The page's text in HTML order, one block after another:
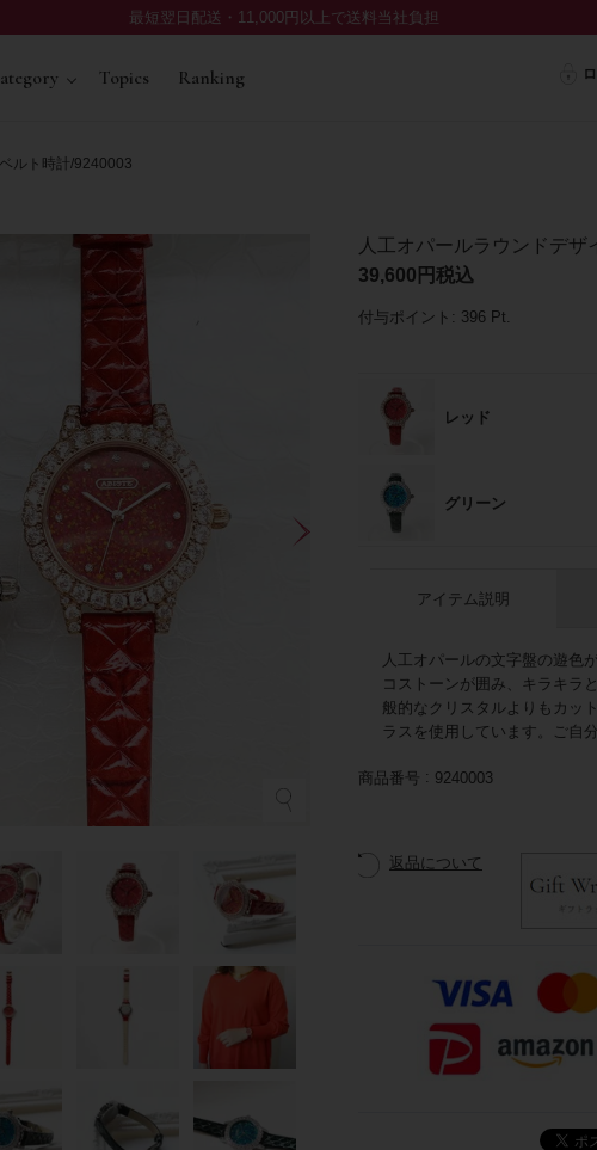
最短翌日配送・11,000円以上で送料当社負担
Topics Ranking
ルト時計/9240003
人工オパールラウンドデ
39,600
税込
付与ポイント: 396 Pt.
レッド
グリーン
アイテム説明
人工オパールの文字盤の遊色
コストーンが囲み、キラキラ
般的なクリスタルよりもカッ
ラスを使用しています。ご自
商品番号 9240003
返品について